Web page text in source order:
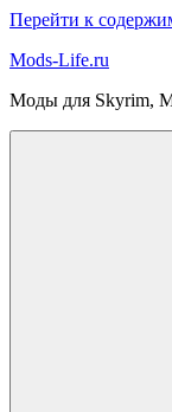
Перейти к
Mods-Life.ru
Моды для Skyrim,